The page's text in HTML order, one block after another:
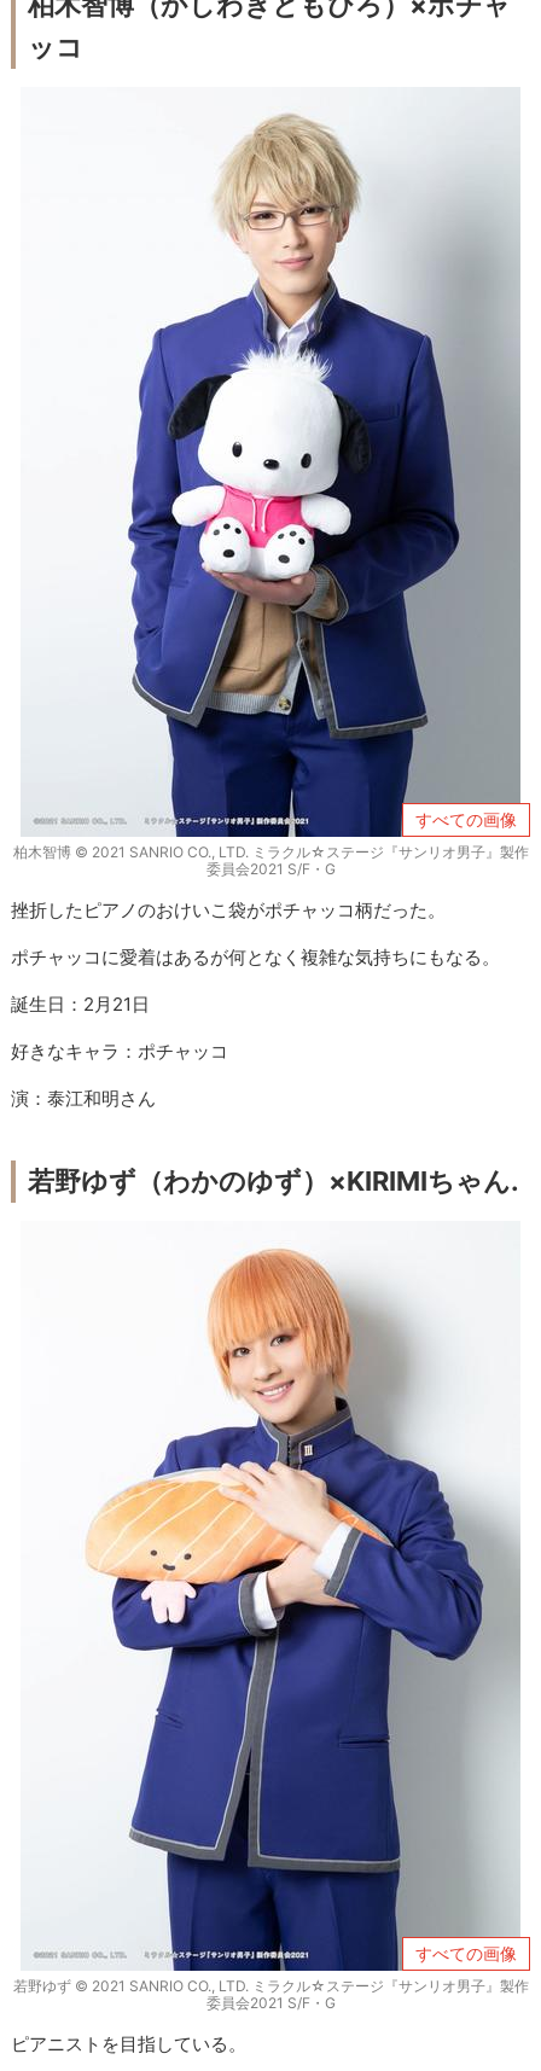
ッコ
すべての画像
柏木智博 © 2021 SANRIO CO., LTD. ミラクル☆ステージ『サンリオ男子』製作
委員会2021 S/F・G
挫折したピアノのおけいこ袋がポチャッコ柄だった。
ポチャッコに愛着はあるが何となく複雑な気持ちにもなる。
誕生日：2月21日
好きなキャラ：ポチャッコ
演：泰江和明さん
若野ゆず（わかのゆず）×KIRIMIちゃん.
すべての画像
若野ゆず © 2021 SANRIO CO., LTD. ミラクル☆ステージ『サンリオ男子』製作
委員会2021 S/F・G
ピアニストを目指している。